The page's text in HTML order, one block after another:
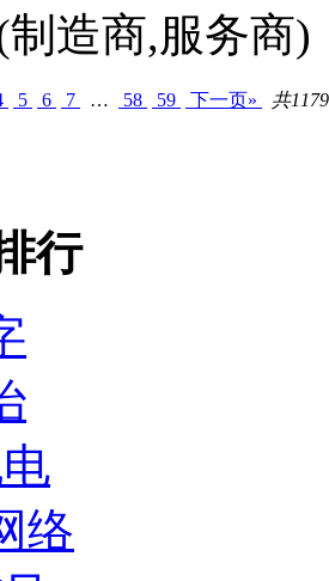
制造商,服务商
5 6 7 … 58 59 下一页» 共
行
络